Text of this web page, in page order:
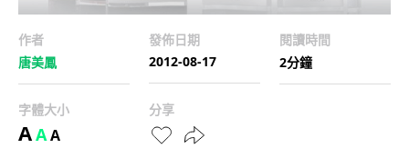
作者
唐美鳳
發佈日期
2012-08-17
閱讀時間
2分鐘
字體大小
AAA
分享